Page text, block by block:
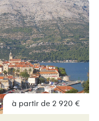
à partir de 2 920 €